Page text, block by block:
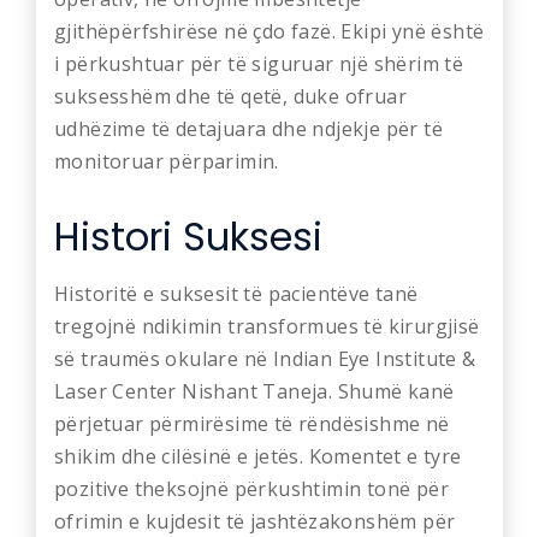
gjithëpërfshirëse në çdo fazë. Ekipi ynë është
i përkushtuar për të siguruar një shërim të
suksesshëm dhe të qetë, duke ofruar
udhëzime të detajuara dhe ndjekje për të
monitoruar përparimin.
Histori Suksesi
Historitë e suksesit të pacientëve tanë
tregojnë ndikimin transformues të kirurgjisë
së traumës okulare në Indian Eye Institute &
Laser Center Nishant Taneja. Shumë kanë
përjetuar përmirësime të rëndësishme në
shikim dhe cilësinë e jetës. Komentet e tyre
pozitive theksojnë përkushtimin tonë për
ofrimin e kujdesit të jashtëzakonshëm për